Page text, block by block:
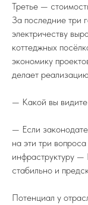
Третье —
За последние три
электричеству
коттеджных
экономику
делает
— Какой вы
— Если
на эти три
инфраструктуру
стабильно и
Потенциал у
© 2015 – 2025
ООО "ФИЖС". ИНН
Татарстан, город
персональных данных